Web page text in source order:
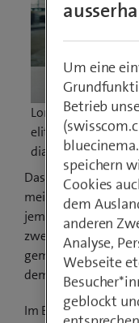
Play Mute
Lorem ipsum dolor
elitr tempor
diam voluptua.
Dass Bauen an sich
meisten aus eigener
jemanden, der
zweites Mal bauen
gemacht – oft zu
dem Bau.
Im
Um eine
Betrieb
speichern
Cookies
dem
anderen
Analyse,
Webseite
geblockt